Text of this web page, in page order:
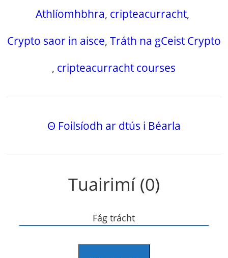
Athlíomhbhra, cripteacurracht,
Crypto saor in aisce, Tráth na gCeist Crypto
, cripteacurracht courses
Θ Foilsíodh ar dtús i Béarla
Tuairimí (0)
Fág trácht